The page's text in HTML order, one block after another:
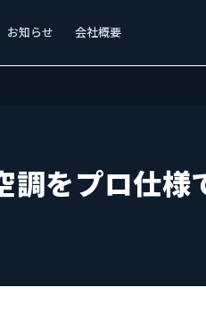
お知らせ 会社概要
をプロ仕様